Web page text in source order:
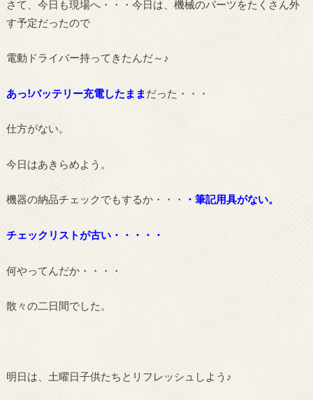
さて、今日も現場へ・・・今日は、機械のパーツをたくさん外
す予定だったので
電動ドライバー持ってきたんだ～♪
あっ!バッテリー充電したまま だった・・・
仕方がない。
今日はあきらめよう。
機器の納品チェックでもするか・・・ ・筆記用具がない。
チェックリストが古い・・・・・
何やってんだか・・・・
散々の二日間でした。
明日は、土曜日子供たちとリフレッシュしよう♪